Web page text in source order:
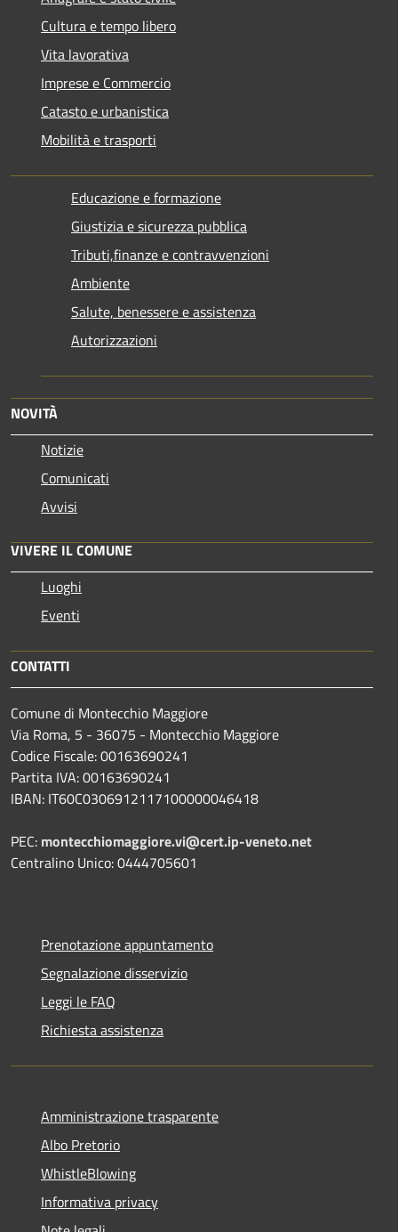
Cultura e tempo libero
Vita lavorativa
Imprese e Commercio
Catasto e urbanistica
Mobilità e trasporti
Educazione e formazione
Giustizia e sicurezza pubblica
Tributi,finanze e contravvenzioni
Ambiente
Salute, benessere e assistenza
Autorizzazioni
NOVITÀ
Notizie
Comunicati
Avvisi
VIVERE IL COMUNE
Luoghi
Eventi
CONTATTI
Comune di Montecchio Maggiore
Via Roma, 5 - 36075 - Montecchio Maggiore
Codice Fiscale: 00163690241
Partita IVA: 00163690241
IBAN: IT60C0306912117100000046418
PEC: montecchiomaggiore.vi@cert.ip-veneto.net
Centralino Unico: 0444705601
Prenotazione appuntamento
Segnalazione disservizio
Leggi le FAQ
Richiesta assistenza
Amministrazione trasparente
Albo Pretorio
WhistleBlowing
Informativa privacy